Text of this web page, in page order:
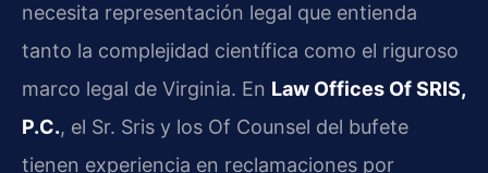
necesita representación legal que entienda
tanto la complejidad científica como el riguroso
marco legal de Virginia. En Law Offices Of SRIS,
P.C., el Sr. Sris y los Of Counsel del bufete
tienen experiencia en reclamaciones por